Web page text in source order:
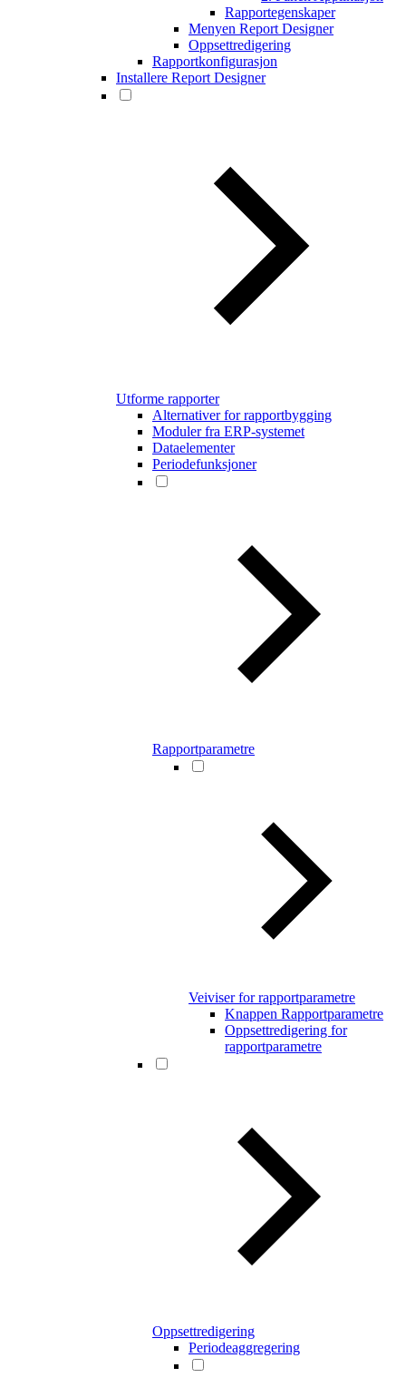
Rapportegenskaper
Menyen Report Designer
Oppsettredigering
Rapportkonfigurasjon
Installere Report Designer
Utforme rapporter
Alternativer for rapportbygging
Moduler fra ERP-systemet
Dataelementer
Periodefunksjoner
Rapportparametre
Veiviser for rapportparametre
Knappen Rapportparametre
Oppsettredigering for
rapportparametre
Oppsettredigering
Periodeaggregering